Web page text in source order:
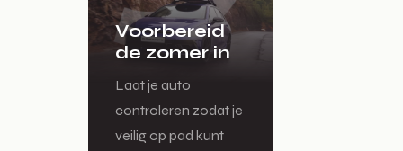
Voorbereid
de zomer in
Laat je auto
controleren zodat je
veilig op pad kunt